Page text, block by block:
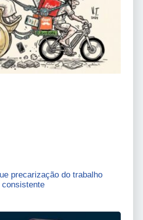
precarização do trabalho
consistente